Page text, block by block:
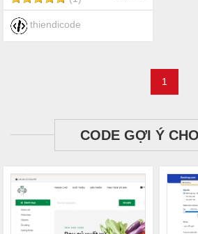
thiendicode
1
CODE GỢI Ý